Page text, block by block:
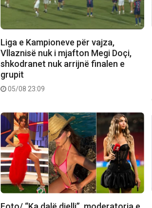
Liga e Kampioneve për vajza,
Vllaznisë nuk i mjafton Megi Doçi,
shkodranet nuk arrijnë finalen e
grupit
05/08 23:09